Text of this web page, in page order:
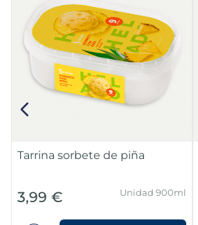
Tarrina sorbete de piña
3,99 € Unidad 900ml